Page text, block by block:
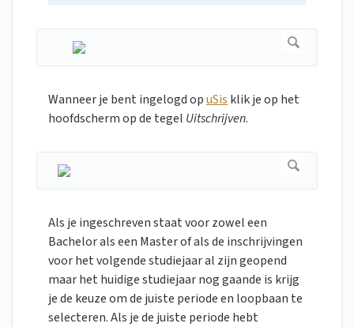
Wanneer je bent ingelogd opuSis klik je op het
hoofdscherm op de tegel Uitschrijven.
Als je ingeschreven staat voor zowel een
Bachelor als een Master of als de inschrijvingen
voor het volgende studiejaar al zijn geopend
maar het huidige studiejaar nog gaande is krijg
je de keuze om de juiste periode en loopbaan te
selecteren. Als je de juiste periode hebt